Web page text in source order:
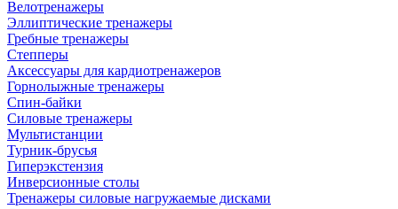
Велотренажеры
Эллиптические тренажеры
Гребные тренажеры
Степперы
Аксессуары для кардиотренажеров
Горнолыжные тренажеры
Спин-байки
Силовые тренажеры
Мультистанции
Турник-брусья
Гиперэкстензия
Инверсионные столы
Тренажеры силовые нагружаемые дисками